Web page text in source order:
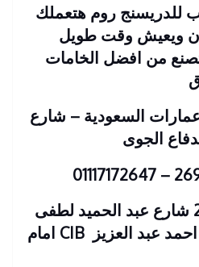
روم هتعملك
ويعيش وقت طويل
من افضل الخامات
مدينة نصر : 2 عمارات السعودية – شارع
الجوى
فرع المهندسين : 23 شارع عبد الحميد لطفى
عبد العزيز
CIB امام